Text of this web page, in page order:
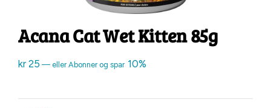
Acana Cat Wet Kitten 85g
kr25 — eller Abonner og spar 10%